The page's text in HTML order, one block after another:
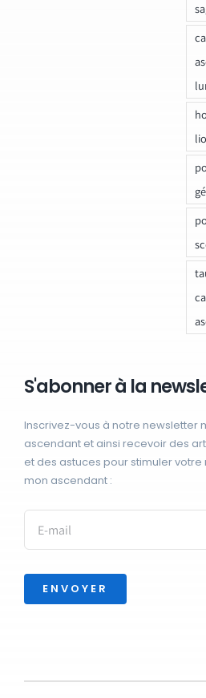
S'abonner à la
Inscrivez-vous à notre newsletter
ascendant et ainsi recevoir des
et des astuces pour stimuler
mon ascendant :
ENVOYER